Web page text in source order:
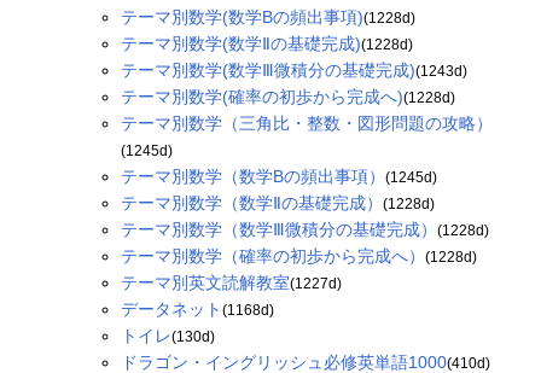
テーマ別数学(数学Bの頻出事項)(1228d)
テーマ別数学(数学Ⅱの基礎完成)(1228d)
テーマ別数学(数学Ⅲ微積分の基礎完成)(1243d)
テーマ別数学(確率の初歩から完成へ)(1228d)
テーマ別数学（三角比・整数・図形問題の攻略）
(1245d)
テーマ別数学（数学Bの頻出事項） (1245d)
テーマ別数学（数学Ⅱの基礎完成） (1228d)
テーマ別数学（数学Ⅲ微積分の基礎完成） (1228d)
テーマ別数学（確率の初歩から完成へ） (1228d)
テーマ別英文読解教室(1227d)
データネット (1168d)
トイレ(130d)
ドラゴン・イングリッシュ必修英単語1000(410d)